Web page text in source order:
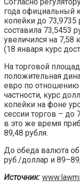
года официальный
копейки до 73,9735
составила 73,5453
увеличился на 7,58
(18 января курс
На торговой
положительная
евро по отношению
частности, курс
копейки на фоне
сессии торгов – до
в это же время
89,48 рубля.
До обеда валюта
руб./доллар и
Источник: